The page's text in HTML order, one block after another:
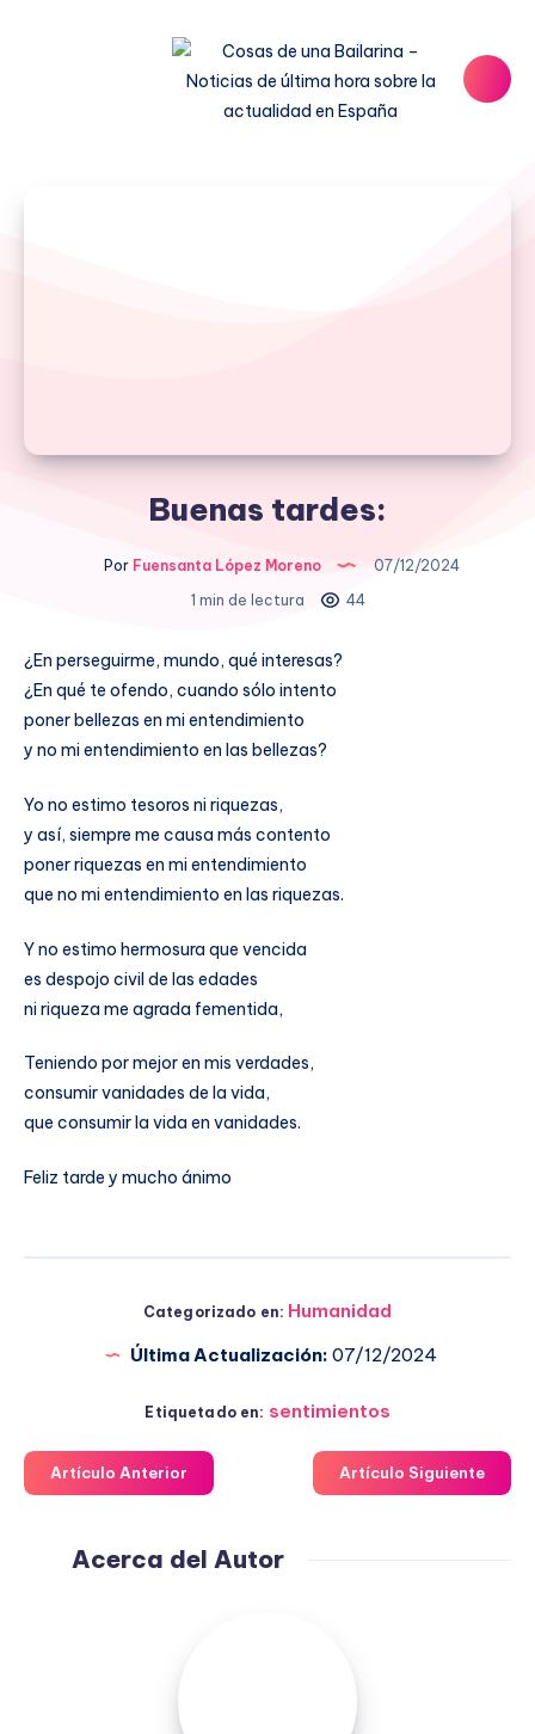
Buenas tardes:
PorFuensanta López Moreno
07/12/2024
1 min de lectura
44
¿En perseguirme, mundo, qué interesas?
¿En qué te ofendo, cuando sólo intento
poner bellezas en mi entendimiento
y no mi entendimiento en las bellezas?
Yo no estimo tesoros ni riquezas,
y así, siempre me causa más contento
poner riquezas en mi entendimiento
que no mi entendimiento en las riquezas.
Y no estimo hermosura que vencida
es despojo civil de las edades
ni riqueza me agrada fementida,
Teniendo por mejor en mis verdades,
consumir vanidades de la vida,
que consumir la vida en vanidades.
Feliz tarde y mucho ánimo
Categorizado en: Humanidad
Última Actualización: 07/12/2024
Etiquetado en: sentimientos
Artículo Anterior Artículo Siguiente
Acerca del Autor